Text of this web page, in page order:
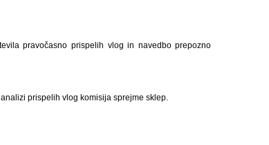
pravočasno prispelih vlog in navedbo prepozno
prispelih vlog komisija sprejme sklep.